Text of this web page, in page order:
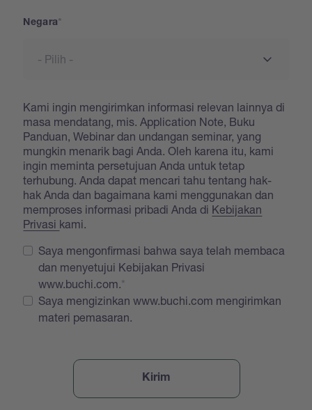
Negara
Kami ingin mengirimkan informasi relevan lainnya di
masa mendatang, mis. Application Note, Buku
Panduan, Webinar dan undangan seminar, yang
mungkin menarik bagi Anda. Oleh karena itu, kami
ingin meminta persetujuan Anda untuk tetap
terhubung. Anda dapat mencari tahu tentang hak-
hak Anda dan bagaimana kami menggunakan dan
memproses informasi pribadi Anda di Kebijakan
Privasi kami.
Saya mengonfirmasi bahwa saya telah membaca
dan menyetujui Kebijakan Privasi
www.buchi.com.
Saya mengizinkan www.buchi.com mengirimkan
materi pemasaran.